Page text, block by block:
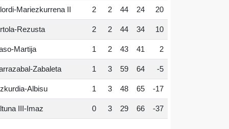
Mariezkurrena II 2 2 44 24 20
Rezusta 2 2 44 34 10
Martija 1 2 43 41 2
Zabaleta 1 3 59 64 -5
Albisu 1 3 48 65 -17
III-Imaz 0 3 29 66 -37